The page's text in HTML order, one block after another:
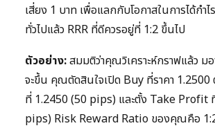
เสี่ยง 1 บาท เพื่อแลกกับโอกาสในการได้กำไ
ทั่วไปแล้ว RRR ที่ดีควรอยู่ที่ 1:2 ขึ้นไป
ตัวอย่าง:สมมติว่าคุณวิเคราะห์กราฟแล้ว ม
จะขึ้น คุณตัดสินใจเปิด Buy ที่ราคา 1.2500
ที่ 1.2450 (50 pips) และตั้ง Take Profit
pips) Risk Reward Ratio ของคุณคือ